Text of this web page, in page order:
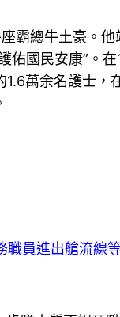
霸總牛土豪。
佑國民安康”。
萬余名護士
員進出艙流線